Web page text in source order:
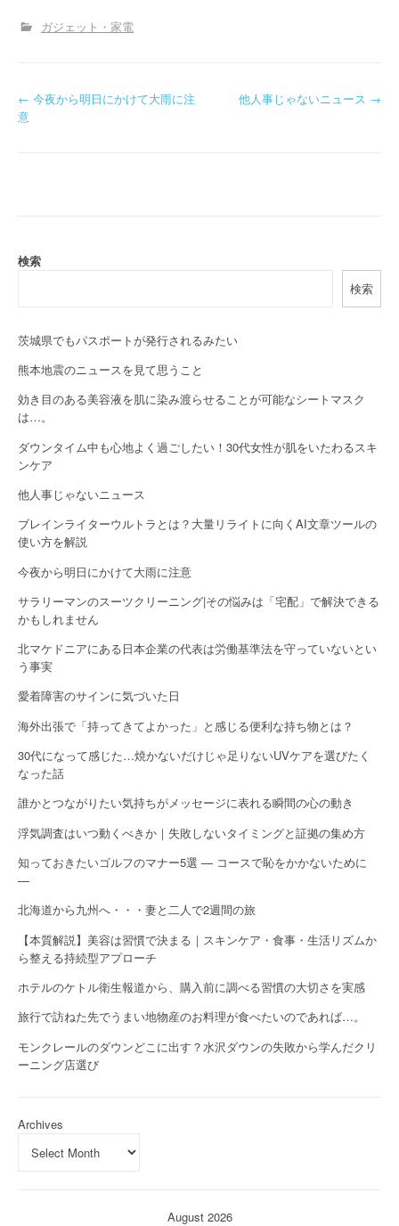
ガジェット・家電
P
a
i
g
a
t
i
o
n
← 今夜から明日にかけて大雨に注
意
他人事じゃないニュース →
検索
検索
茨城県でもパスポートが発行されるみたい
熊本地震のニュースを見て思うこと
効き目のある美容液を肌に染み渡らせることが可能なシートマスク
は…。
ダウンタイム中も心地よく過ごしたい！30代女性が肌をいたわるスキ
ンケア
他人事じゃないニュース
ブレインライターウルトラとは？大量リライトに向くAI文章ツールの
使い方を解説
今夜から明日にかけて大雨に注意
サラリーマンのスーツクリーニング|その悩みは「宅配」で解決できる
かもしれません
北マケドニアにある日本企業の代表は労働基準法を守っていないとい
う事実
愛着障害のサインに気づいた日
海外出張で「持ってきてよかった」と感じる便利な持ち物とは？
30代になって感じた…焼かないだけじゃ足りないUVケアを選びたく
なった話
誰かとつながりたい気持ちがメッセージに表れる瞬間の心の動き
浮気調査はいつ動くべきか｜失敗しないタイミングと証拠の集め方
知っておきたいゴルフのマナー5選 — コースで恥をかかないために
—
北海道から九州へ・・・妻と二人で2週間の旅
【本質解説】美容は習慣で決まる｜スキンケア・食事・生活リズムか
ら整える持続型アプローチ
ホテルのケトル衛生報道から、購入前に調べる習慣の大切さを実感
旅行で訪ねた先でうまい地物産のお料理が食べたいのであれば…。
モンクレールのダウンどこに出す？水沢ダウンの失敗から学んだクリ
ーニング店選び
Archives
August 2026